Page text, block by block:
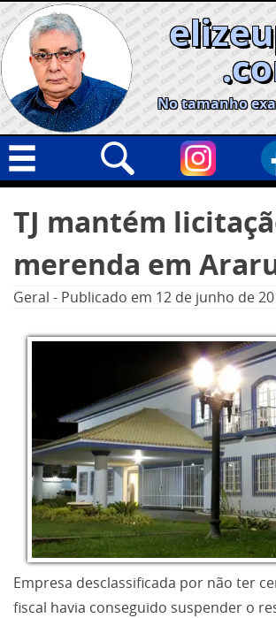
Skip
to
content
No tamanho
Geral
Cidades
Política
Informe especial
TJ mantém
merenda em
Geral - Publicado em 12 de junho de
Empresa desclassificada por não ter
fiscal havia conseguido suspender o